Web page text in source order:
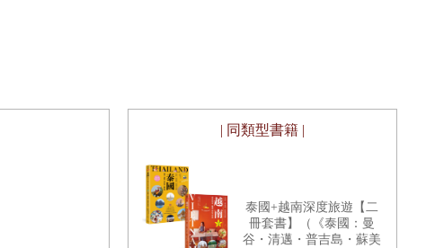
| 同類型書籍 |
泰國+越南深度旅遊【二
冊套書】（《泰國：曼
谷・清邁・普吉島・蘇美